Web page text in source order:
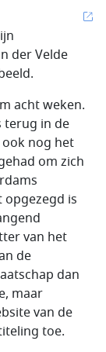
der Velde
acht weken.
terug in de
ook nog het
om zich
is
van het
de
dan
maar
van de
toe.